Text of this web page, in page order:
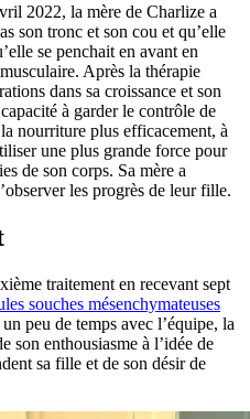
2022, la mère de Charlize a
son tronc et son cou et qu’elle
se penchait en avant en
Après la thérapie
dans sa croissance et son
à garder le contrôle de
nourriture plus efficacement, à
une plus grande force pour
de son corps. Sa mère a
les progrès de leur fille.
traitement en recevant sept
souches mésenchymateuses
peu de temps avec l’équipe, la
son enthousiasme à l’idée de
sa fille et de son désir de